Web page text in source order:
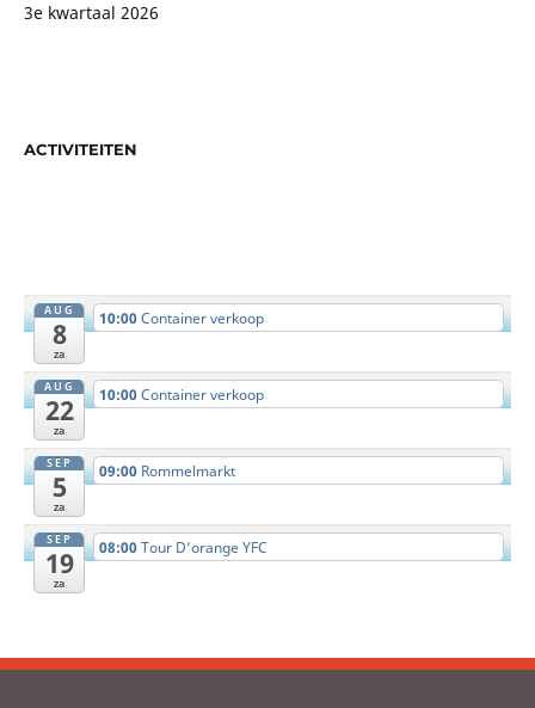
3e kwartaal 2026
ACTIVITEITEN
AUG
8
za
10:00Container verkoop
AUG
22
za
10:00Container verkoop
SEP
5
za
09:00 Rommelmarkt
SEP
19
za
08:00Tour D’orange YFC